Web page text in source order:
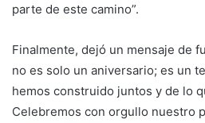
parte de este camino”.
Finalmente, dejó un mensaje de
no es solo un aniversario; es un
hemos construido juntos y de lo
Celebremos con orgullo nuestro